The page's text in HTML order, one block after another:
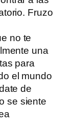
Fruzo
no te
una
para
el mundo
de
se siente